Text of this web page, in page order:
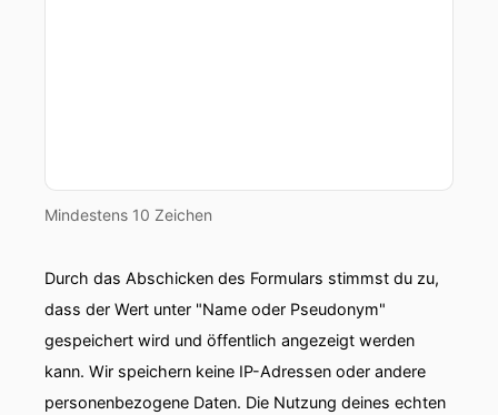
Mindestens 10 Zeichen
Durch das Abschicken des Formulars stimmst du zu,
dass der Wert unter "Name oder Pseudonym"
gespeichert wird und öffentlich angezeigt werden
kann. Wir speichern keine IP-Adressen oder andere
personenbezogene Daten. Die Nutzung deines echten